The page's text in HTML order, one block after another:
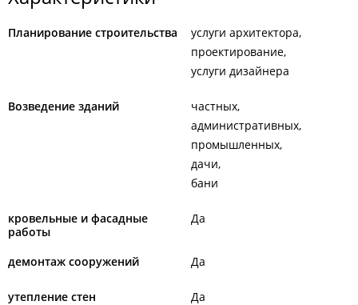
Планирование строительства
услуги архитектора
проектирование
услуги дизайнера
Возведение зданий
частных
административных
промышленных
дачи
бани
кровельные и фасадные
работы
Да
демонтаж сооружений Да
утепление стен Да